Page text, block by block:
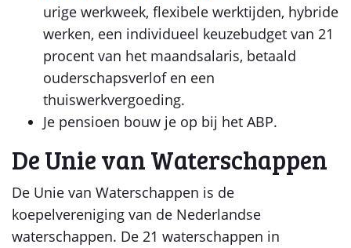
urige werkweek, flexibele werktijden, hybride
werken, een individueel keuzebudget van 21
procent van het maandsalaris, betaald
ouderschapsverlof en een
thuiswerkvergoeding.
Je pensioen bouw je op bij het ABP.
De Unie van Waterschappen
De Unie van Waterschappen is de
koepelvereniging van de Nederlandse
waterschappen. De 21 waterschappen in